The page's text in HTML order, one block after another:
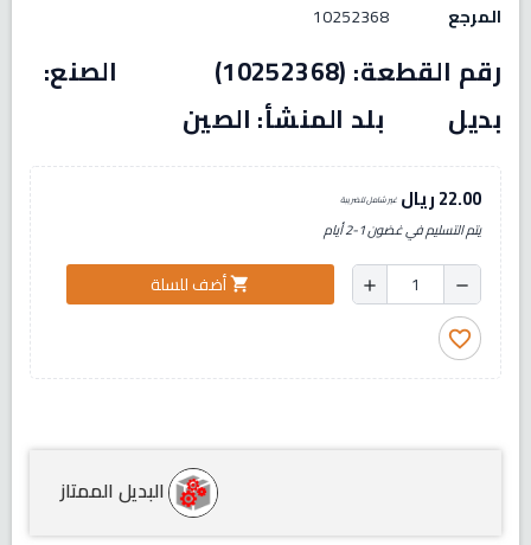
المرجع 10252368
رقم القطعة: (10252368) الصنع:
بديل بلد المنشأ: الصين
22.00 ريال غير شامل للضريبة
يتم التسليم في غضون 1-2 أيام
remove
add
shopping_cartأضف للسلة
favorite_border
البديل الممتاز